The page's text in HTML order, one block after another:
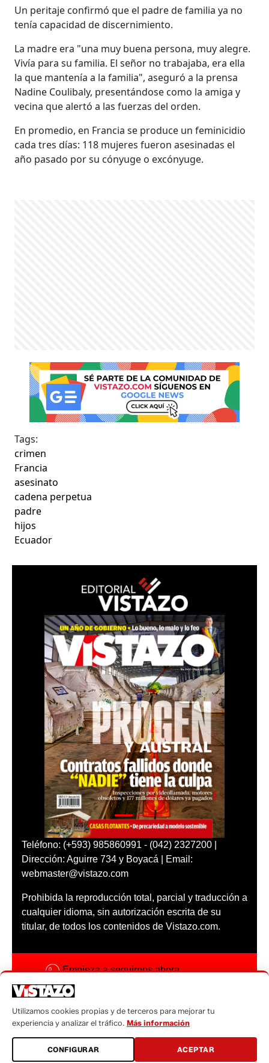
Un peritaje confirmó que el padre de familia ya no
tenía capacidad de discernimiento.
La madre era "una muy buena persona, muy alegre.
Vivía para su familia. El señor no trabajaba, era ella
la que mantenía a la familia", aseguró a la prensa
Nadine Coulibaly, presentándose como la amiga y
vecina que alertó a las fuerzas del orden.
En promedio, en Francia se produce un feminicidio
cada tres días: 118 mujeres fueron asesinadas el
año pasado por su cónyuge o excónyuge.
Tags:
crimen
Francia
asesinato
cadena perpetua
padre
hijos
Ecuador
Teléfono: (+593) 985860991 - (042) 2327200 |
Dirección: Aguirre 734 y Boyacá | Email:
webmaster@vistazo.com
Prohibida la reproducción total, parcial y traducción a
cualquier idioma, sin autorización escrita de su
titular, de todos los contenidos de Vistazo.com.
Empieza a seguirnos ahora
Código ética
Sugerencias a:
sugerencias@vistazo.com
Utilizamos cookies propias y de terceros para mejorar tu
experiencia y analizar el tráfico. Más información
CONFIGURAR ACEPTAR